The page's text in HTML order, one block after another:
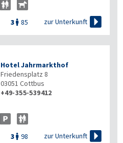
3  85 zur Unterkunft 
Hotel Jahrmarkthof
Friedensplatz 8
03051 Cottbus
+49-355-539412
3  98 zur Unterkunft 